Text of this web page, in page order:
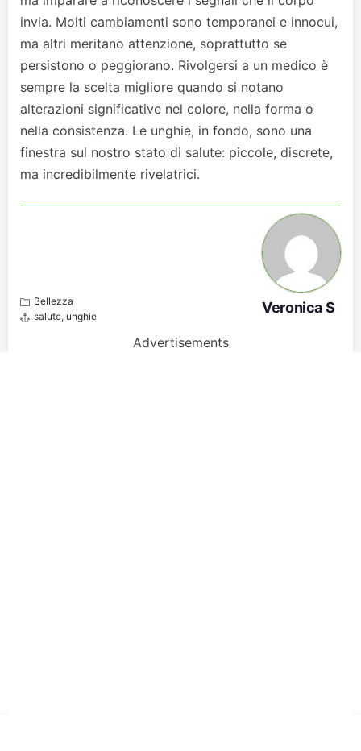
invia. Molti cambiamenti sono temporanei e innocui,
ma altri meritano attenzione, soprattutto se
persistono o peggiorano. Rivolgersi a un medico è
sempre la scelta migliore quando si notano
alterazioni significative nel colore, nella forma o
nella consistenza. Le unghie, in fondo, sono una
finestra sul nostro stato di salute: piccole, discrete,
ma incredibilmente rivelatrici.
Bellezza
salute, unghie
Veronica S
Advertisements